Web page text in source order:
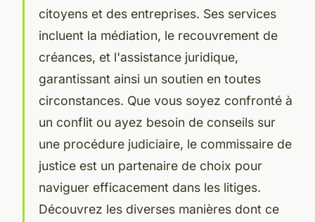
citoyens et des entreprises. Ses services
incluent la médiation, le recouvrement de
créances, et l'assistance juridique,
garantissant ainsi un soutien en toutes
circonstances. Que vous soyez confronté à
un conflit ou ayez besoin de conseils sur
une procédure judiciaire, le commissaire de
justice est un partenaire de choix pour
naviguer efficacement dans les litiges.
Découvrez les diverses manières dont ce